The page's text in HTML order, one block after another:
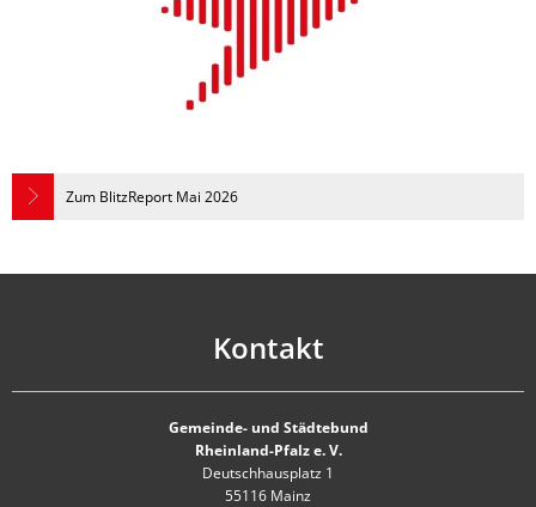
Zum BlitzReport Mai 2026
Kontakt
Gemeinde- und Städtebund
Rheinland-Pfalz e. V.
Deutschhausplatz 1
55116 Mainz